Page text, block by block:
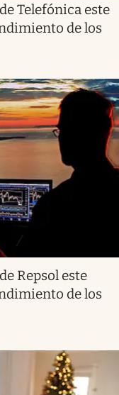
Telefónica este
de los
Repsol este
de los